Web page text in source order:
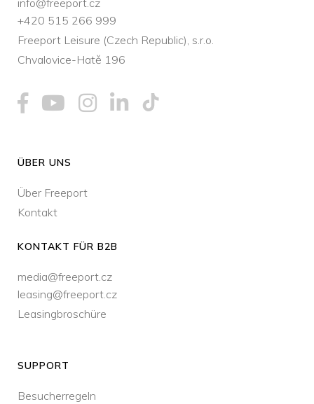
info@freeport.cz
+420 515 266 999
Freeport Leisure (Czech Republic), s.r.o.
Chvalovice-Hatě 196
ÜBER UNS
Über Freeport
Kontakt
KONTAKT FÜR B2B
media@freeport.cz
leasing@freeport.cz
Leasingbroschüre
SUPPORT
Besucherregeln